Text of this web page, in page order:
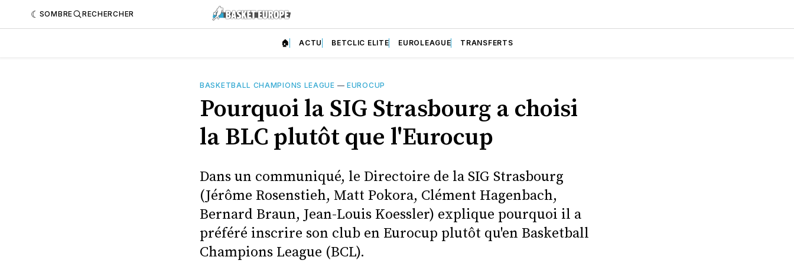
SOMBRE RECHERCHER
🏠 ACTU BETCLIC ELITE EUROLEAGUE TRANSFERTS
BASKETBALL CHAMPIONS LEAGUE —EUROCUP
Pourquoi la SIG Strasbourg a choisi
la BLC plutôt que l'Eurocup
Dans un communiqué, le Directoire de la SIG Strasbourg
(Jérôme Rosenstieh, Matt Pokora, Clément Hagenbach,
Bernard Braun, Jean-Louis Koessler) explique pourquoi il a
préféré inscrire son club en Eurocup plutôt qu'en Basketball
Champions League (BCL).